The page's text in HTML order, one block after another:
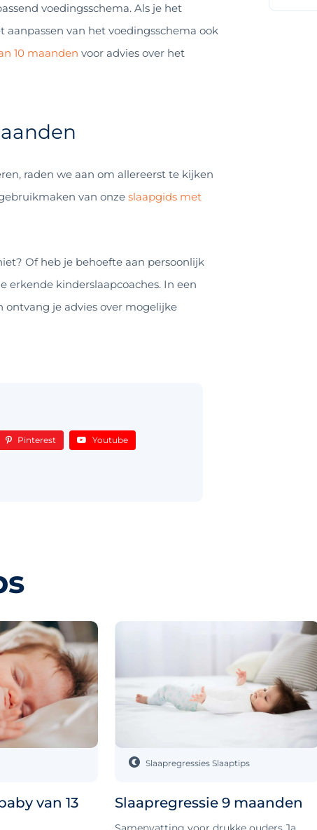
voedingsschema. Als je het
van het voedingsschema ook
10 maanden voor advies over het
raden we aan om allereerst te kijken
van onze slaapgids met
Of heb je behoefte aan persoonlijk
erkende kinderslaapcoaches. In een
je advies over mogelijke
Pinterest Youtube
van 13
Slaapregressie 9 maanden
Slaapregressies Slaaptips